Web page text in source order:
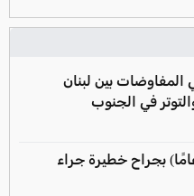
بين لبنان
في الجنوب
إصابة فتى (17 عامًا) بجراح خطيرة جراء